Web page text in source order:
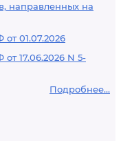
направленных на
01.07.2026
17.06.2026 N 5-
Подробнее...